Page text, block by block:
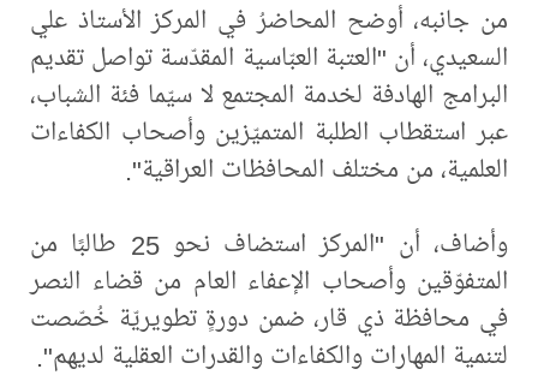
من جانبه، أوضح المحاضرُ في المركز الأستاذ علي
السعيدي، أن "العتبة العبّاسية المقدّسة تواصل تقديم
البرامج الهادفة لخدمة المجتمع لا سيّما فئة الشباب،
عبر استقطاب الطلبة المتميّزين وأصحاب الكفاءات
العلمية، من مختلف المحافظات العراقية".
وأضاف، أن "المركز استضاف نحو 25 طالبًا من
المتفوّقين وأصحاب الإعفاء العام من قضاء النصر
في محافظة ذي قار، ضمن دورةٍ تطويريّة خُصّصت
لتنمية المهارات والكفاءات والقدرات العقلية لديهم".